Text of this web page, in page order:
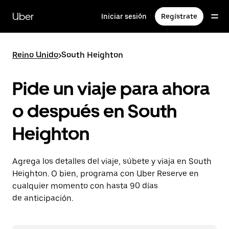
contenido
principal
Uber Iniciar sesión Regístrate
Reino Unido>South Heighton
Pide un viaje para ahora
o después en South
Heighton
Agrega los detalles del viaje, súbete y viaja en South
Heighton. O bien, programa con Uber Reserve en
cualquier momento con hasta 90 días
de anticipación.